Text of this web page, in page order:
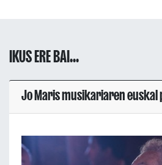
IKUS ERE BAI...
Jo Maris musikariaren